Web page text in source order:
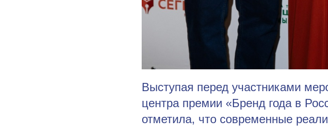
Выступая перед участниками
центра премии «Бренд года в
отметила, что современные